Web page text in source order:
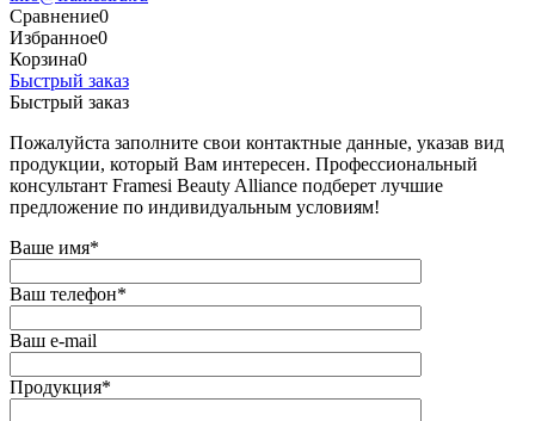
Сравнение0
Избранное0
Корзина0
Быстрый заказ
Быстрый заказ
Пожалуйста заполните свои контактные данные, указав вид
продукции, который Вам интересен. Профессиональный
консультант Framesi Beauty Alliance подберет лучшие
предложение по индивидуальным условиям!
Ваше имя*
Ваш телефон*
Ваш e-mail
Продукция*